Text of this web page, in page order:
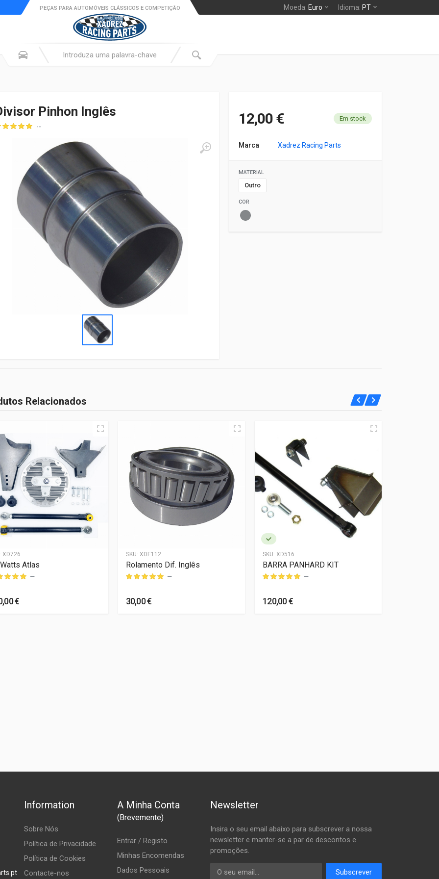
Moeda: Euro Idioma: PT
PEÇAS PARA AUTOMÓVEIS CLÁSSICOS E COMPETIÇÃO
Pinhon Inglês
-- 12,00 € Em stock
Marca Xadrez Racing Parts
MATERIAL
Outro
COR
Relacionados
XD726
Atlas
—
€
SKU: XDE112
Rolamento Dif. Inglês
—
30,00 €
SKU: XD516
BARRA PANHARD KIT
—
120,00 €
Information
Sobre Nós
Política de Privacidade
Política de Cookies
Contacte-nos
A Minha Conta
(Brevemente)
Entrar / Registo
Minhas Encomendas
Dados Pessoais
Newsletter
Insira o seu email abaixo para subscrever a nossa
newsletter e manter-se a par de descontos e
promoções.
Email
Subscrever